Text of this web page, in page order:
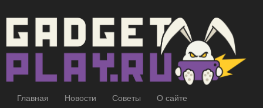
Главная Новости Советы О сайте